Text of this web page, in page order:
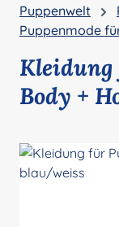
Puppenwelt
Puppenmode
Kleidung
Body +